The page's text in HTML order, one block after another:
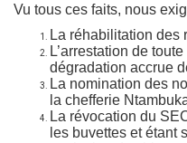
Vu tous ces faits, nous
La réhabilitation des
L’arrestation de
dégradation accrue
La nomination des
la chefferie
La révocation du
les buvettes et étant